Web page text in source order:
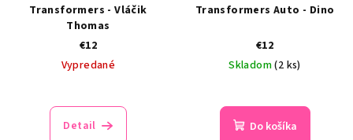
Transformers - Vláčik
Thomas
€12
Vypredané
Detail
Transformers Auto - Dino
€12
Skladom(2 ks)
Do košíka